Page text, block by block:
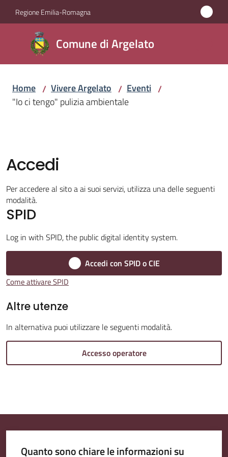
Vai al contenuto
Vai alla navigazione
Vai al footer
Regione Emilia-Romagna
Comune di Argelato
Comune
di
Argelato
Amministrazione
Servizi
Vivere
Argelato
Amministrazione
Tutti
Home / Vivere Argelato / Eventi /
"Io ci tengo" pulizia ambientale
Accedi
Per accedere al sito a ai suoi servizi, utilizza una delle seguenti
modalità.
SPID
Log in with SPID, the public digital identity system.
Accedi con SPID o CIE
Come attivare SPID
Altre utenze
In alternativa puoi utilizzare le seguenti modalità.
Accesso operatore
Quanto sono chiare le informazioni su